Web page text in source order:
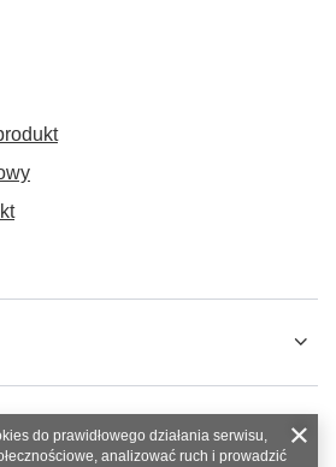
do prawidłowego działania serwisu,
analizować ruch i prowadzić